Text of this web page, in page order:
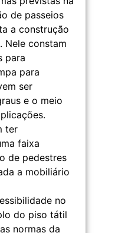
de passeios
a construção
Nele constam
para
para
ser
e o meio
ter
faixa
de pedestres
a mobiliário
no
do piso tátil
normas da